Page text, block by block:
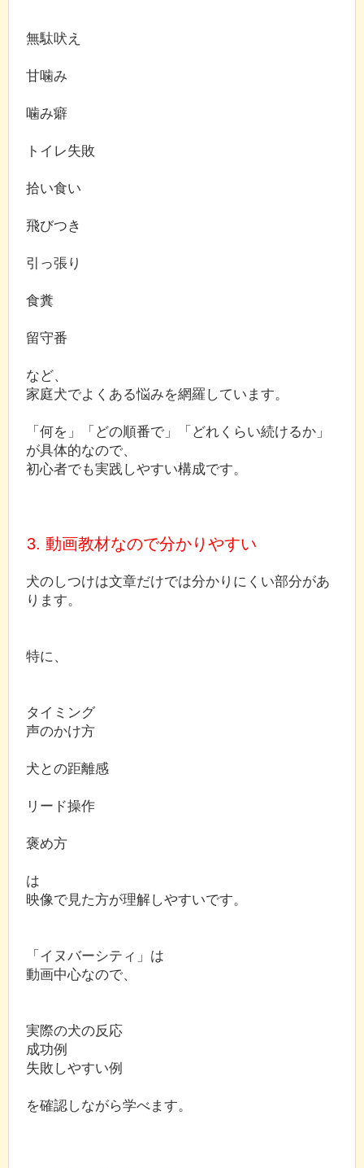
無駄吠え
甘噛み
噛み癖
トイレ失敗
拾い食い
飛びつき
引っ張り
食糞
留守番
など、
家庭犬でよくある悩みを網羅しています。
「何を」「どの順番で」「どれくらい続けるか」
が具体的なので、
初心者でも実践しやすい構成です。
3. 動画教材なので分かりやすい
犬のしつけは文章だけでは分かりにくい部分があ
ります。
特に、
タイミング
声のかけ方
犬との距離感
リード操作
褒め方
は
映像で見た方が理解しやすいです。
「イヌバーシティ」は
動画中心なので、
実際の犬の反応
成功例
失敗しやすい例
を確認しながら学べます。